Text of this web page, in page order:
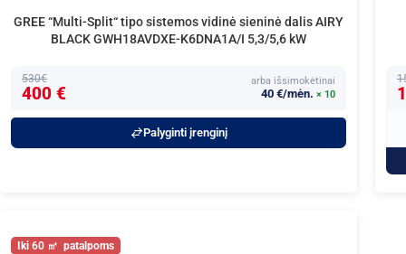
GREE “Multi-Split“ tipo sistemos vidinė sieninė dalis AIRY
BLACK GWH18AVDXE-K6DNA1A/I 5,3/5,6 kW
530€
400 €
arba išsimokėtinai
40 €/mėn. × 10
Palyginti įrenginį
60